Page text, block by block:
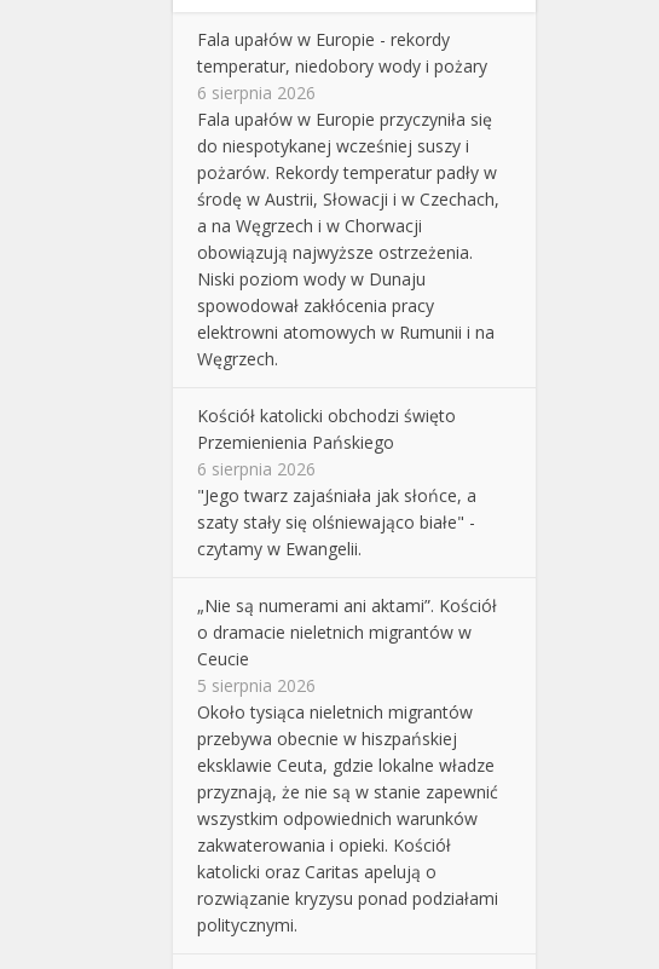
Fala upałów w Europie - rekordy
temperatur, niedobory wody i pożary
6 sierpnia 2026
Fala upałów w Europie przyczyniła się
do niespotykanej wcześniej suszy i
pożarów. Rekordy temperatur padły w
środę w Austrii, Słowacji i w Czechach,
a na Węgrzech i w Chorwacji
obowiązują najwyższe ostrzeżenia.
Niski poziom wody w Dunaju
spowodował zakłócenia pracy
elektrowni atomowych w Rumunii i na
Węgrzech.
Kościół katolicki obchodzi święto
Przemienienia Pańskiego
6 sierpnia 2026
"Jego twarz zajaśniała jak słońce, a
szaty stały się olśniewająco białe" -
czytamy w Ewangelii.
„Nie są numerami ani aktami”. Kościół
o dramacie nieletnich migrantów w
Ceucie
5 sierpnia 2026
Około tysiąca nieletnich migrantów
przebywa obecnie w hiszpańskiej
eksklawie Ceuta, gdzie lokalne władze
przyznają, że nie są w stanie zapewnić
wszystkim odpowiednich warunków
zakwaterowania i opieki. Kościół
katolicki oraz Caritas apelują o
rozwiązanie kryzysu ponad podziałami
politycznymi.